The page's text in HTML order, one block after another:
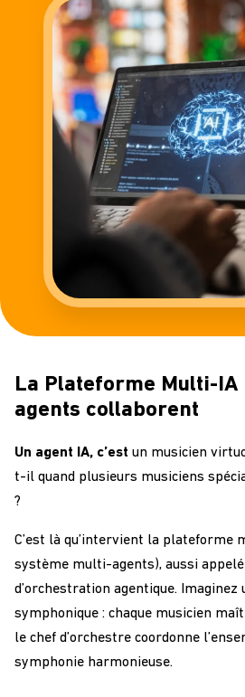
La Plateforme Multi-IA
agents collaborent
Un agent IA, c’est un musicien
t-il quand plusieurs musiciens
?
C’est là qu’intervient la plateforme
système multi-agents), aussi
d’orchestration agentique. Imaginez
symphonique : chaque musicien
le chef d’orchestre coordonne
symphonie harmonieuse.